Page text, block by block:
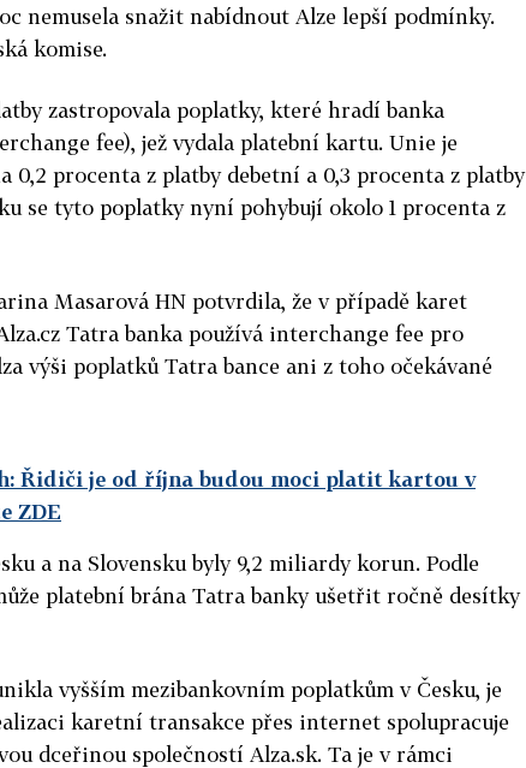
nemusela snažit nabídnout Alze lepší podmínky.
komise.
zastropovala poplatky, které hradí banka
fee), jež vydala platební kartu. Unie je
0,2 procenta z platby debetní a 0,3 procenta z platby
se tyto poplatky nyní pohybují okolo 1 procenta z
Masarová HN potvrdila, že v případě karet
Tatra banka používá interchange fee pro
výši poplatků Tatra bance ani z toho očekávané
Řidiči je od října budou moci platit kartou v
ZDE
a na Slovensku byly 9,2 miliardy korun. Podle
platební brána Tatra banky ušetřit ročně desítky
vyšším mezibankovním poplatkům v Česku, je
karetní transakce přes internet spolupracuje
dceřinou společností Alza.sk. Ta je v rámci